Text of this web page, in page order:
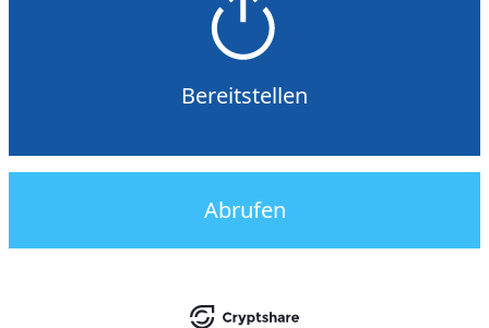
Bereitstellen
Abrufen